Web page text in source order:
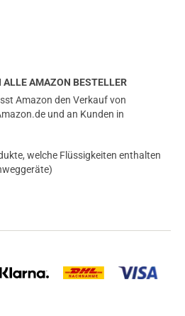
AMAZON BESTELLER
Amazon den Verkauf von
und an Kunden in
welche Flüssigkeiten enthalten